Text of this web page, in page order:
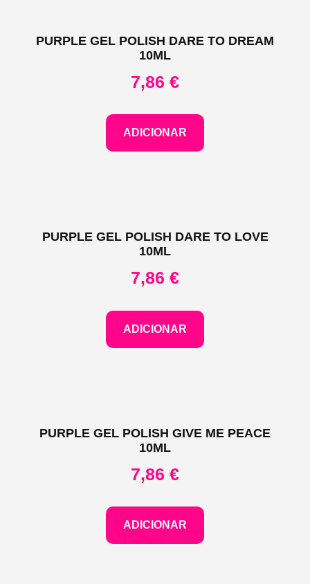
PURPLE GEL POLISH DARE TO DREAM
10ML
7,86 €
ADICIONAR
PURPLE GEL POLISH DARE TO LOVE
10ML
7,86 €
ADICIONAR
PURPLE GEL POLISH GIVE ME PEACE
10ML
7,86 €
ADICIONAR